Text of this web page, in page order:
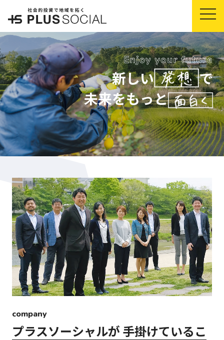
新しい
で
未来をもっと
company
プラスソーシャルが 手掛けているこ